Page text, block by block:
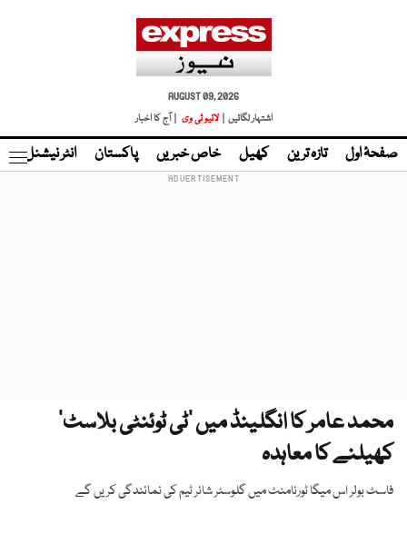
AUGUST 09, 2026
اشتہار لگائیں |
لائیو ٹی وی | آج کا اخبار
صفحۂ اول تازہ ترین کھیل خاص خبریں پاکستان انٹر نیشنل
محمد عامر کا انگلینڈ میں ’ٹی ٹوئنٹی بلاسٹ‘
کھیلنے کا معاہدہ
فاسٹ بولر اس میگا ٹورنامنٹ میں گلوسٹر شائر ٹیم کی نمائندگی کریں گے